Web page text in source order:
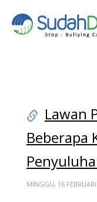
Lawan
Beberapa
MINGGU, 16